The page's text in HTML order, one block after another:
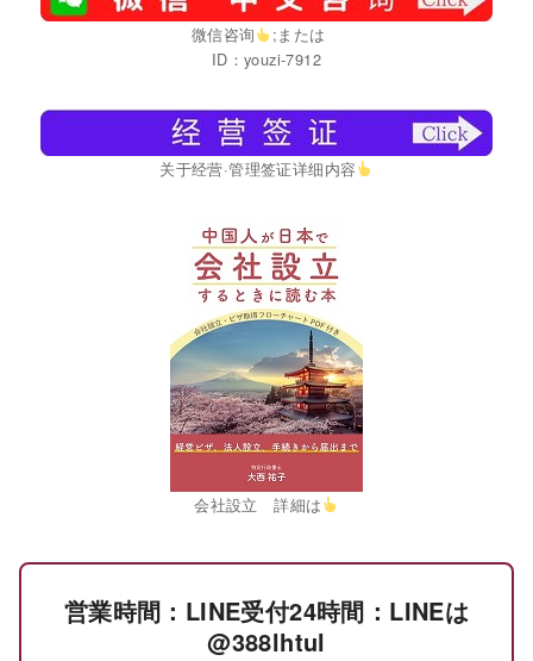
微信咨询
;または
ID：youzi-7912
关于经营·管理签证详细内容
会社設立 詳細は
営業時間：LINE受付24時間：LINEは
@388lhtul